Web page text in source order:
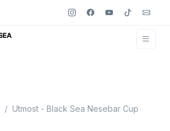
Utmost - Black Sea Nesebar Cup